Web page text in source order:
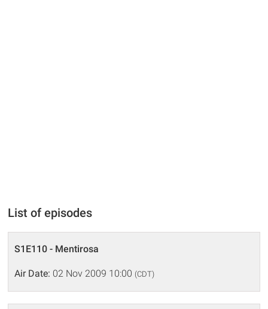
List of episodes
S1E110 - Mentirosa
Air Date: 02 Nov 2009 10:00 (CDT)